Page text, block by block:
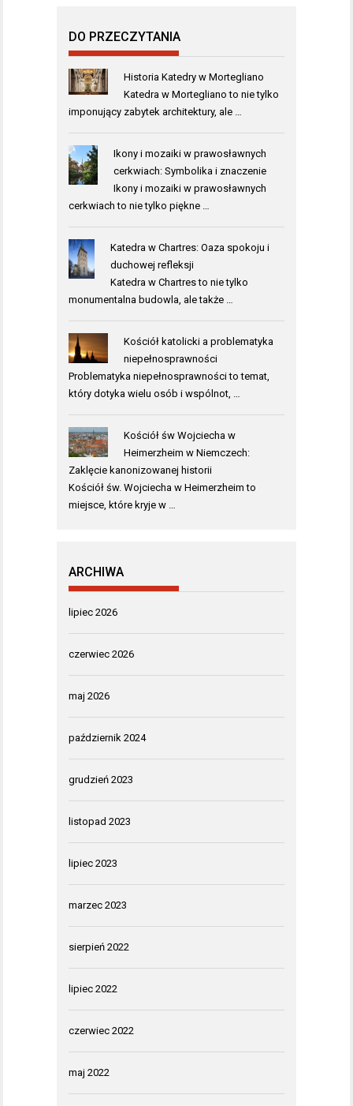
DO PRZECZYTANIA
Historia Katedry w Mortegliano
Katedra w Mortegliano to nie tylko
imponujący zabytek architektury, ale …
Ikony i mozaiki w prawosławnych
cerkwiach: Symbolika i znaczenie
Ikony i mozaiki w prawosławnych
cerkwiach to nie tylko piękne …
Katedra w Chartres: Oaza spokoju i
duchowej refleksji
Katedra w Chartres to nie tylko
monumentalna budowla, ale także …
Kościół katolicki a problematyka
niepełnosprawności
Problematyka niepełnosprawności to temat,
który dotyka wielu osób i wspólnot, …
Kościół św Wojciecha w
Heimerzheim w Niemczech:
Zaklęcie kanonizowanej historii
Kościół św. Wojciecha w Heimerzheim to
miejsce, które kryje w …
ARCHIWA
lipiec 2026
czerwiec 2026
maj 2026
październik 2024
grudzień 2023
listopad 2023
lipiec 2023
marzec 2023
sierpień 2022
lipiec 2022
czerwiec 2022
maj 2022